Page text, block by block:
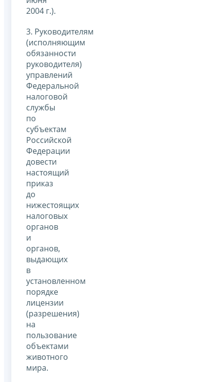
2004 г.).
3. Руководителям
(исполняющим
обязанности
руководителя)
управлений
Федеральной
налоговой
службы
по
субъектам
Российской
Федерации
довести
настоящий
приказ
до
нижестоящих
налоговых
органов
и
органов,
выдающих
в
установленном
порядке
лицензии
(разрешения)
на
пользование
объектами
животного
мира.